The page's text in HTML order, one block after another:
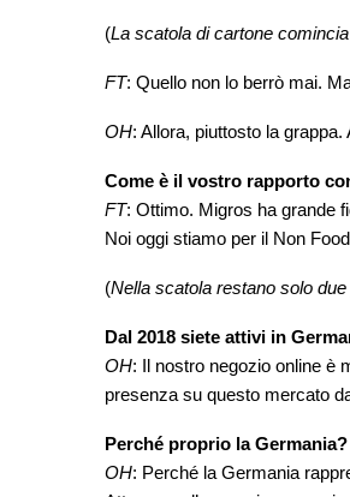
(La scatola di cartone
FT: Quello non lo berrò mai.
OH: Allora, piuttosto la
Come è il vostro rapporto
FT: Ottimo. Migros ha grande
Noi oggi stiamo per il Non
(Nella scatola restano solo
Dal 2018 siete attivi in
OH: Il nostro negozio online è
presenza su questo mercato
Perché proprio la Germania?
OH: Perché la Germania